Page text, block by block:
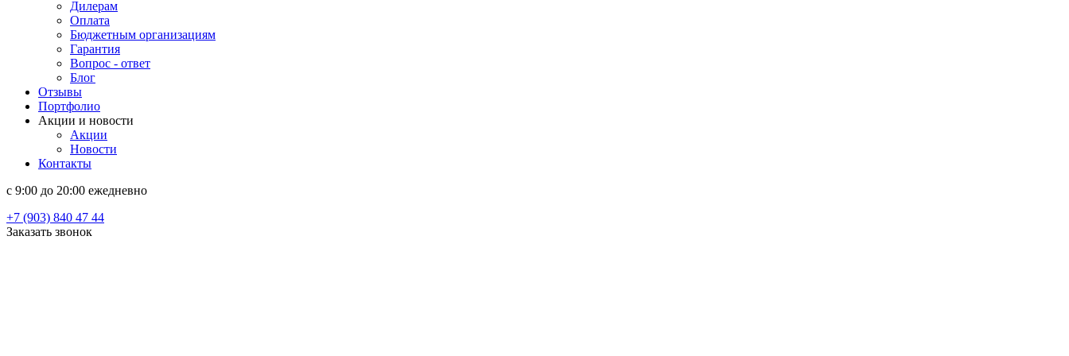
Дилерам
Оплата
Бюджетным организациям
Гарантия
Вопрос - ответ
Блог
Отзывы
Портфолио
Акции и новости
Акции
Новости
Контакты
c 9:00 до 20:00 ежедневно
+7 (903) 840 47 44
Заказать звонок